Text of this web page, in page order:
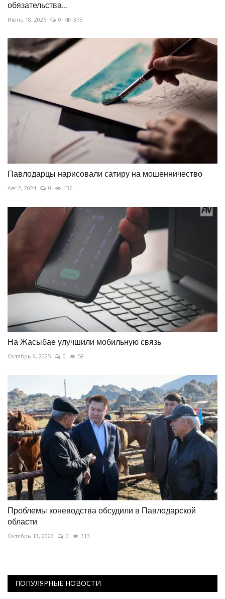
обязательства...
Июнь 18, 2026 0 375
Павлодарцы нарисовали сатиру на мошенничество
Авг 2, 2024 0 136
На Жасыбае улучшили мобильную связь
Октябрь 9, 2025 0 58
Проблемы коневодства обсудили в Павлодарской
области
Октябрь 13, 2023 0 313
ПОПУЛЯРНЫЕ НОВОСТИ